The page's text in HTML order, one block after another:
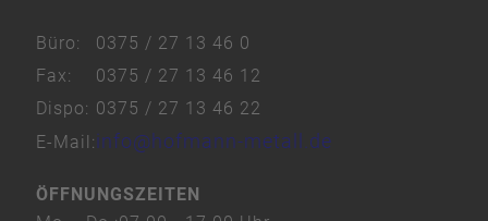
Büro:
0375 / 27 13 46 0
Fax:
0375 / 27 13 46 12
Dispo: 0375 / 27 13 46 22
E-Mail:info@hofmann-metall.de
ÖFFNUNGSZEITEN